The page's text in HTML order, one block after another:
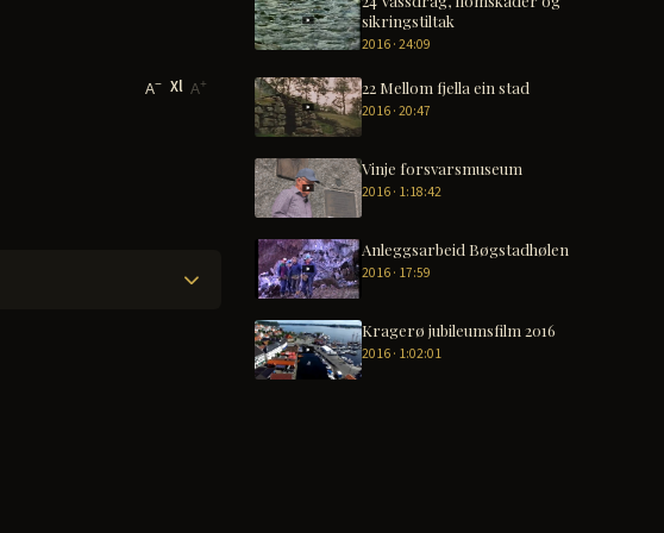
A− Xl A+
sikringstiltak
2016 · 24:09
22 Mellom fjella ein stad
2016 · 20:47
Vinje forsvarsmuseum
2016 · 1:18:42
Anleggsarbeid Bøgstadhølen
2016 · 17:59
Kragerø jubileumsfilm 2016
2016 · 1:02:01